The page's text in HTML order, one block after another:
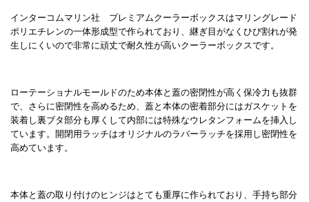
インターコムマリン社 プレミアムクーラーボックスはマリングレード
ポリエチレンの一体形成型で作られており、継ぎ目がなくひび割れが発
生しにくいので非常に頑丈で耐久性が高いクーラーボックスです。
ローテーショナルモールドのため本体と蓋の密閉性が高く保冷力も抜群
で、さらに密閉性を高めるため、蓋と本体の密着部分にはガスケットを
装着し裏ブタ部分も厚くして内部には特殊なウレタンフォームを挿入し
ています。開閉用ラッチはオリジナルのラバーラッチを採用し密閉性を
高めています。
本体と蓋の取り付けのヒンジはとても重厚に作られており、手持ち部分